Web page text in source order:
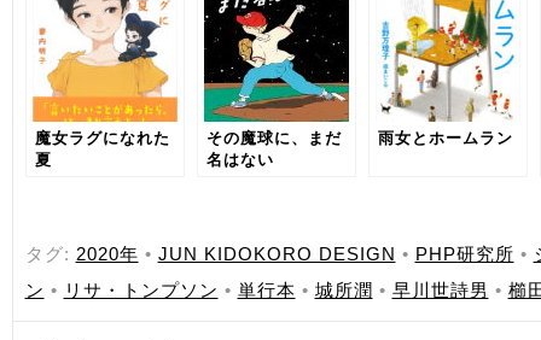
魔女ラグになれた
夏
その魔球に、まだ
名はない
雨女とホームラン
タグ: 2020年 • JUN KIDOKORO DESIGN • PHP研究所 •
ン • リサ・トンプソン • 単行本 • 城所潤 • 早川世詩男 • 櫛